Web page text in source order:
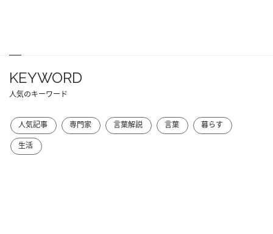
KEYWORD
人気のキーワード
人気記事 専門家 言葉解説 言葉
暮らす
生活